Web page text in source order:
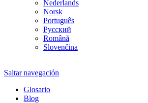
Nederlands
Norsk
Português
Русский
Română
Slovenčina
Saltar navegación
Glosario
Blog